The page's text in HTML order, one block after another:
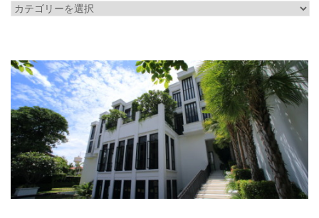
カ
リ
ー